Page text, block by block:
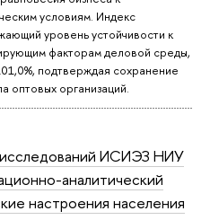
условиям. Индекс
уровень устойчивости к
факторам деловой среды,
подтверждая сохранение
оптовых организаций.
ИСИЭЗ НИУ
аналитический
настроения населения